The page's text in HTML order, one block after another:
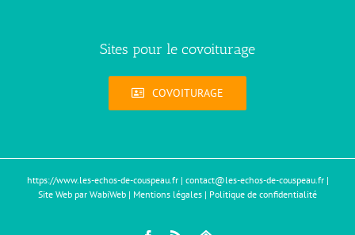
Sites pour le covoiturage
COVOITURAGE
https://www.les-echos-de-couspeau.fr| contact@les-echos-de-couspeau.fr|
Site Web par WabiWeb | Mentions légales | Politique de confidentialité